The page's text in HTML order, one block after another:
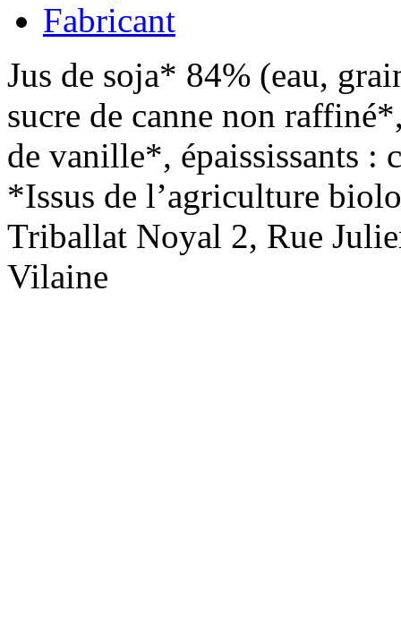
Fabricant
Jus de soja* 84% (eau,
sucre de canne non
de vanille*, épaississants :
*Issus de l’agriculture
Triballat Noyal 2, Rue
Vilaine